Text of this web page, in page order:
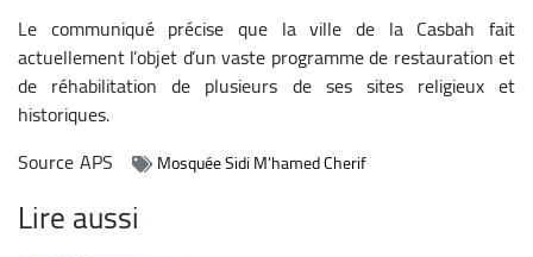
Le communiqué précise que la ville de la Casbah fait
actuellement l’objet d’un vaste programme de restauration et
de réhabilitation de plusieurs de ses sites religieux et
historiques.
SourceAPS Mosquée Sidi M’hamed Cherif
Lire aussi